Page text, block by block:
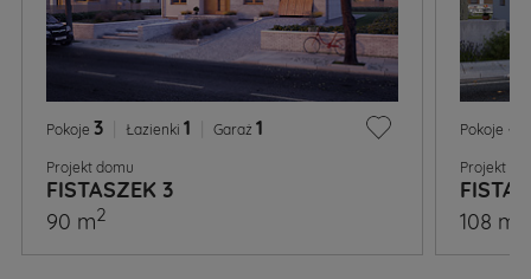
Pokoje 3 Łazienki 1 Garaż 1
Projekt domu
FISTASZEK 3
90 m2
Pokoje 4
Projekt
108 m